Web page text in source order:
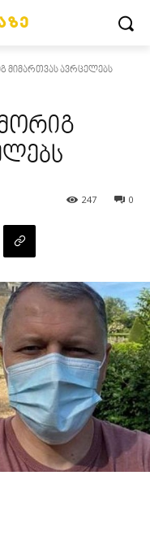
მიმართვას ავრცელებს
0
247